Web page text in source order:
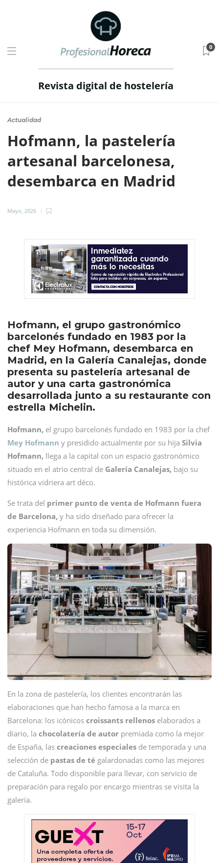
Revista digital de hostelería
0
Actualidad
Hofmann, la pastelería
artesanal barcelonesa,
desembarca en Madrid
Mayo, 2026
Hofmann, el grupo gastronómico
barcelonés fundado en 1983 por la
chef Mey Hofmann, desembarca en
Madrid, en la Galería Canalejas, donde
presenta su pastelería artesanal de
autor y una carta gastronómica
desarrollada junto a su restaurante con
estrella Michelin.
Hofmann, el grupo barcelonés fundado en 1983 por la chef
Mey Hofmann y presidido actualmente por su hija Silvia
Hofmann, llega a la capital con un espacio gastronómico
situado en el atrio central de Galería Canalejas, bajo su
histórica vidriera art déco.
Se trata del primer punto de venta de Hofmann fuera
de Barcelona, y ha sido diseñado para ofrecer la
experiencia Hofmann en toda su dimensión.
En la zona de pastelería, los clientes encontrarán las
elaboraciones que han hecho famosa a la marca en
Barcelona: los icónicos croissants rellenos elaborados a
diario, la chocolatería de autor premiada como la mejor
de España, las creaciones especiales de temporada y una
selección de pastas de té galardonadas como las mejores
de Cataluña. Todo disponible para llevar, con servicio de
preparación para regalo por encargo mientras se visita la
galería.